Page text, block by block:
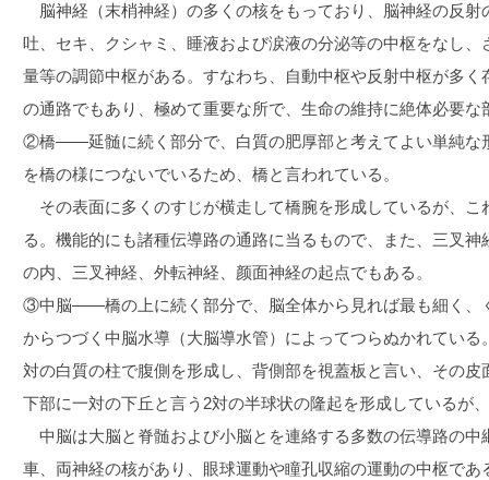
脳神経（末梢神経）の多くの核をもっており、脳神経の反射
吐、セキ、クシャミ、睡液および涙液の分泌等の中枢をなし
量等の調節中枢がある。すなわち、自動中枢や反射中枢が多
の通路でもあり、極めて重要な所で、生命の維持に絶体必要な
②橋――延髄に続く部分で、白質の肥厚部と考えてよい単純な
を橋の様につないでいるため、橋と言われている。
その表面に多くのすじが横走して橋腕を形成しているが、こ
る。機能的にも諸種伝導路の通路に当るもので、また、三叉
の内、三叉神経、外転神経、颜面神経の起点でもある。
③中脳――橋の上に続く部分で、脳全体から見れば最も細く、
からつづく中脳水導（大脳導水管）によってつらぬかれてい
対の白質の柱で腹側を形成し、背側部を視蓋板と言い、その
下部に一対の下丘と言う2対の半球状の隆起を形成しているが
中脳は大脳と脊髄および小脳とを連絡する多数の伝導路の中
車、両神経の核があり、眼球運動や瞳孔収縮の運動の中枢で